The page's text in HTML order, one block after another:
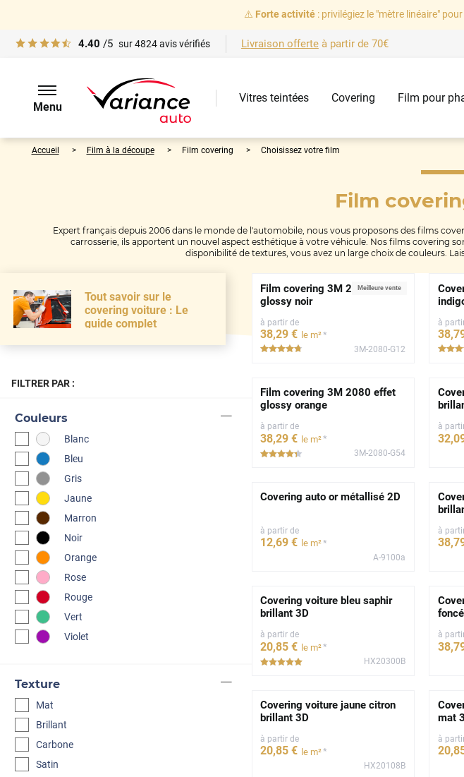
⚠️ Forte activité: privilégiez le "mètre linéaire"
4.40 /5 sur4824avis vérifiés Livraison offerteà partir de 70€
Menu
Vitres teintées Covering Film pour
Accueil Film à la découpe Film covering Choisissez votre film
Film
Expert français depuis 2006 dans le monde de l'automobile, nous vous proposons des films
carrosserie, ils apportent un nouvel aspect esthétique à votre véhicule. Nos films covering
disponibilité de textures, vous avez un large choix de couleurs.
Tout savoir sur le
covering voiture : Le
guide complet
FILTRER PAR :
Couleurs
Blanc
Bleu
Gris
Jaune
Marron
Noir
Orange
Rose
Rouge
Vert
Violet
Texture
Mat
Brillant
Carbone
Satin
Meilleure vente
Film covering 3M 2080 effet
glossy noir
à partir de
38,29 € le m²*
***** 3M-2080-G12
à
38
Film covering 3M 2080 effet
glossy orange
à partir de
38,29 € le m²*
***** 3M-2080-G54
à
32
Covering auto or métallisé 2D
à partir de
12,69 € le m²*
A-9100a
à
38
Covering voiture bleu saphir
brillant 3D
à partir de
20,85 € le m²*
***** HX20300B
à
38
Covering voiture jaune citron
brillant 3D
à partir de
20,85 € le m²*
HX20108B
mat
à
20